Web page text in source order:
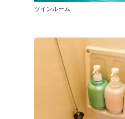
ツインルーム